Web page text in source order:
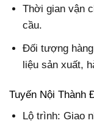
Thời gian vận
cầu.
Đối tượng
liệu sản xuất,
Tuyến Nội Thành
Lộ trình: Giao